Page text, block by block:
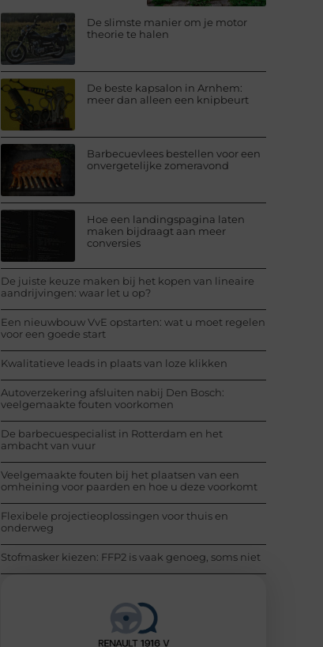
De slimste manier om je motor
theorie te halen
De beste kapsalon in Arnhem:
meer dan alleen een knipbeurt
Barbecuevlees bestellen voor een
onvergetelijke zomeravond
Hoe een landingspagina laten
maken bijdraagt aan meer
conversies
De juiste keuze maken bij het kopen van lineaire
aandrijvingen: waar let u op?
Een nieuwbouw VvE opstarten: wat u moet regelen
voor een goede start
Kwalitatieve leads in plaats van loze klikken
Autoverzekering afsluiten nabij Den Bosch:
veelgemaakte fouten voorkomen
De barbecuespecialist in Rotterdam en het
ambacht van vuur
Veelgemaakte fouten bij het plaatsen van een
omheining voor paarden en hoe u deze voorkomt
Flexibele projectieoplossingen voor thuis en
onderweg
Stofmasker kiezen: FFP2 is vaak genoeg, soms niet